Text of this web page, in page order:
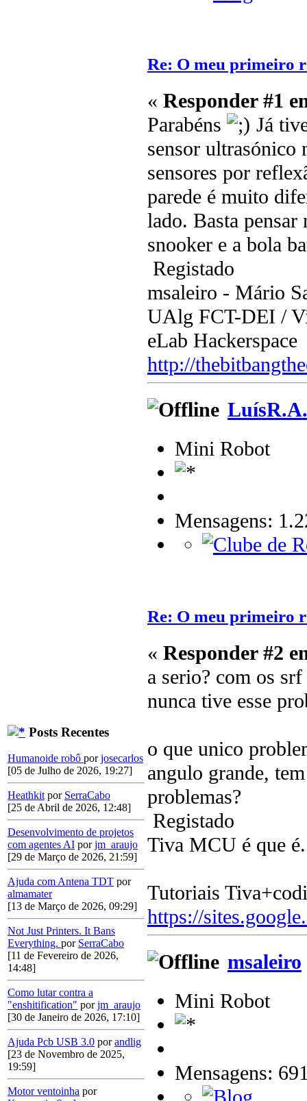
Posts Recentes
Humanoide robô porjosecarlos
[05 de Julho de 2026, 19:27]
Heathkit por SerraCabo
[25 de Abril de 2026, 12:48]
Desenvolvimento de projetos
com agentes AI porjm_araujo
[29 de Março de 2026, 21:59]
Ajuda com Antena TDT por
almamater
[13 de Março de 2026, 09:29]
Not Just Printers. It Bans
Everything. por SerraCabo
[11 de Fevereiro de 2026,
14:48]
Como lutar contra a
"enshitification" porjm_araujo
[30 de Janeiro de 2026, 17:10]
Ajuda Pcb USB 3.0 porandlig
[23 de Novembro de 2025,
19:59]
Motor ventoinha por
Re: O meu primeiro
« Responder #1
Parabéns
Já
sensor
sensores por
parede é muito
lado. Basta pensar
snooker e a bola
Registado
msaleiro - Mário
UAlg FCT-DEI /
eLab Hackerspace
http://
LuísR.A.
Mini Robot
Mensagens:
Re: O meu primeiro
« Responder #2
a serio? com os
nunca tive esse
o que unico
angulo grande,
problemas?
Registado
Tiva MCU é que é.
Tutoriais
https://
msaleiro
Mini Robot
Mensagens: